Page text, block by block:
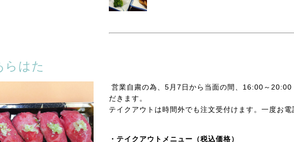
らはた
営業自粛の為、5月7日から当面の間、16:00～
だきます。
テイクアウトは時間外でも注文受付けます。一度お電
・テイクアウトメニュー（税込価格）